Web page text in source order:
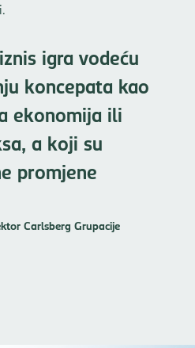
igra vodeću
koncepata kao
ekonomija ili
a koji su
promjene
Carlsberg Grupacije